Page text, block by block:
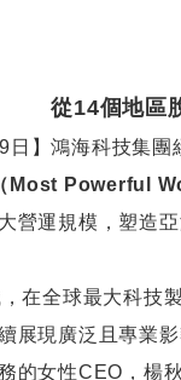
從14個地區
9 日】鴻海科技集團
Most Powerful
營運規模，塑造
在全球最大科技
展現廣泛且專業
的女性CEO ，楊